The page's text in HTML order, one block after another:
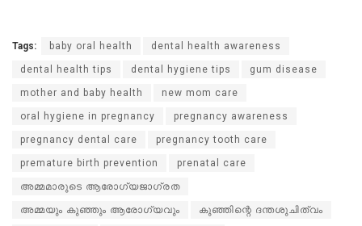
Tags: baby oral health dental health awareness
dental health tips dental hygiene tips gum disease
mother and baby health new mom care
oral hygiene in pregnancy pregnancy awareness
pregnancy dental care pregnancy tooth care
premature birth prevention prenatal care
അമ്മമാരുടെ ആരോഗ്യജാഗ്രത
അമ്മയും കുഞ്ഞും ആരോഗ്യവും കുഞ്ഞിന്റെ ദന്തശുചിത്വം